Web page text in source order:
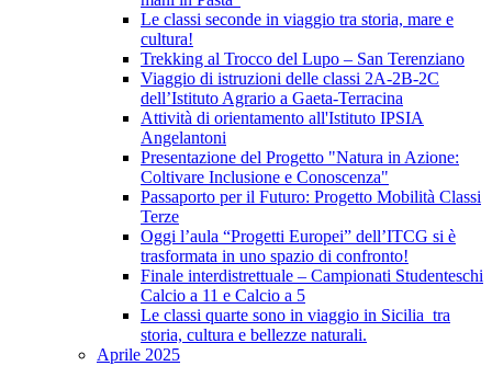
Le classi seconde in viaggio tra storia, mare e
cultura!
Trekking al Trocco del Lupo – San Terenziano
Viaggio di istruzioni delle classi 2A-2B-2C
dell’Istituto Agrario a Gaeta-Terracina
Attività di orientamento all'Istituto IPSIA
Angelantoni
Presentazione del Progetto "Natura in Azione:
Coltivare Inclusione e Conoscenza"
Passaporto per il Futuro: Progetto Mobilità Classi
Terze
Oggi l’aula “Progetti Europei” dell’ITCG si è
trasformata in uno spazio di confronto!
Finale interdistrettuale – Campionati Studenteschi
Calcio a 11 e Calcio a 5
Le classi quarte sono in viaggio in Sicilia tra
storia, cultura e bellezze naturali.
Aprile 2025